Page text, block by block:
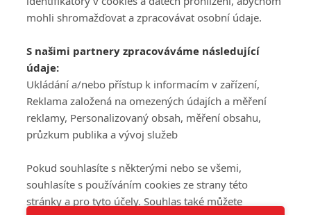
Tato stránka používá soubory cookies.
REGISTROVAT
Šéfredaktorkou webu jePetr Slavík, e-mailserialy@fandimefilmu.cz
Máte-li zájem o inzerci na našem webu napište nám na e-mail
studio@koncal.com
Ochrana osobních údajů|Zásady používání cookies |Pravidla webu
Upravit nastavení soukromí
mohli shromažďovat a zpracovávat osobní údaje.
S našimi partnery zpracováváme následující
údaje:
Ukládání a/nebo přístup k informacím v zařízení,
Reklama založená na omezených údajích a měření
reklamy, Personalizovaný obsah, měření obsahu,
průzkum publika a vývoj služeb
Pokud souhlasíte s některými nebo se všemi,
souhlasíte s používáním cookies ze strany této
stránky a pro tyto účely. Souhlas také můžete